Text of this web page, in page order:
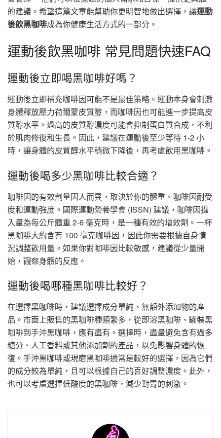
的建議。希望這篇文章能幫助你更明智地做出選擇，讓運動
後飲黑咖啡成為你健康生活方式的一部分。
運動後飲黑咖啡 常見問題快速FAQ
運動後立即喝黑咖啡好嗎？
運動後立即補充咖啡因可能不是最佳策略。運動本身會刺激
身體釋放壓力荷爾蒙皮質醇，而咖啡因也可能進一步提高皮
質醇水平。過高的皮質醇濃度可能會抑制蛋白質合成，不利
於肌肉修復和生長。因此，建議在運動後至少等待 1-2 小
時，讓身體的皮質醇水平稍微下降後，再考慮飲用黑咖啡。
運動後喝多少黑咖啡比較合適？
咖啡因的有效劑量因人而異，取決於你的體重、咖啡因耐受
度和運動強度。國際運動營養學會 (ISSN) 建議，咖啡因攝
入量為每公斤體重 2-6 毫克時，是一種有效的增效劑。一杯
黑咖啡大約含有 100 毫克咖啡因，因此你需要根據自身情
況調整飲用量。如果你對咖啡因比較敏感，建議從少量開
始，觀察身體的反應。
運動後喝哪種黑咖啡比較好？
在選擇黑咖啡時，建議選擇成分單純、無額外添加物的產
品。市面上販售的黑咖啡種類繁多，從即溶黑咖啡、罐裝黑
咖啡到手沖黑咖啡，應有盡有。選擇時，盡量避免含有過多
糖分、人工香料或其他添加劑的產品，以免影響身體的恢
復。手沖黑咖啡或現磨黑咖啡通常是較好的選擇，因為它們
的成分較為單純，且可以根據自己的喜好調整濃度。此外，
也可以考慮選擇低酸度的黑咖啡，減少對胃的刺激。